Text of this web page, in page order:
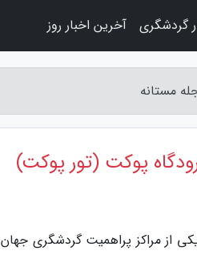
مستانه
پوکت (تور پوکت)
از مراکز پراهمیت گردشگری جهان
گردشگری آخرین اخبار روز